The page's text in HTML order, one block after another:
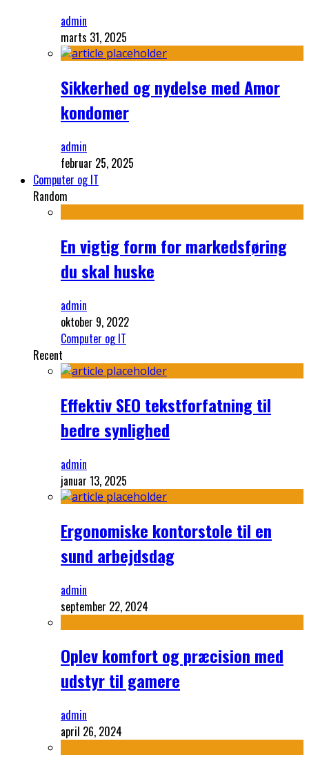
admin
marts 31, 2025
Sikkerhed og nydelse med Amor
kondomer
admin
februar 25, 2025
Computer og IT
Random
En vigtig form for markedsføring
du skal huske
admin
oktober 9, 2022
Computer og IT
Recent
Effektiv SEO tekstforfatning til
bedre synlighed
admin
januar 13, 2025
Ergonomiske kontorstole til en
sund arbejdsdag
admin
september 22, 2024
Oplev komfort og præcision med
udstyr til gamere
admin
april 26, 2024